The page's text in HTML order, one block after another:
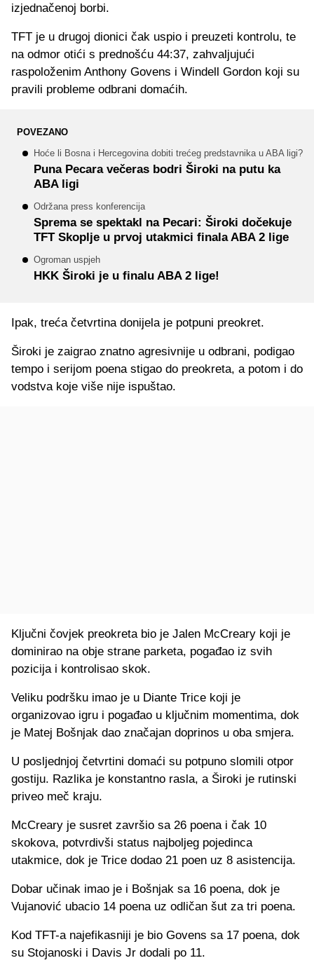
izjednačenoj borbi.
TFT je u drugoj dionici čak uspio i preuzeti kontrolu, te
na odmor otići s prednošću 44:37, zahvaljujući
raspoloženim Anthony Govens i Windell Gordon koji su
pravili probleme odbrani domaćih.
POVEZANO
Hoće li Bosna i Hercegovina dobiti trećeg predstavnika u ABA ligi?
Puna Pecara večeras bodri Široki na putu ka
ABA ligi
Održana press konferencija
Sprema se spektakl na Pecari: Široki dočekuje
TFT Skoplje u prvoj utakmici finala ABA 2 lige
Ogroman uspjeh
HKK Široki je u finalu ABA 2 lige!
Ipak, treća četvrtina donijela je potpuni preokret.
Široki je zaigrao znatno agresivnije u odbrani, podigao
tempo i serijom poena stigao do preokreta, a potom i do
vodstva koje više nije ispuštao.
Ključni čovjek preokreta bio je Jalen McCreary koji je
dominirao na obje strane parketa, pogađao iz svih
pozicija i kontrolisao skok.
Veliku podršku imao je u Diante Trice koji je
organizovao igru i pogađao u ključnim momentima, dok
je Matej Bošnjak dao značajan doprinos u oba smjera.
U posljednjoj četvrtini domaći su potpuno slomili otpor
gostiju. Razlika je konstantno rasla, a Široki je rutinski
priveo meč kraju.
McCreary je susret završio sa 26 poena i čak 10
skokova, potvrdivši status najboljeg pojedinca
utakmice, dok je Trice dodao 21 poen uz 8 asistencija.
Dobar učinak imao je i Bošnjak sa 16 poena, dok je
Vujanović ubacio 14 poena uz odličan šut za tri poena.
Kod TFT-a najefikasniji je bio Govens sa 17 poena, dok
su Stojanoski i Davis Jr dodali po 11.